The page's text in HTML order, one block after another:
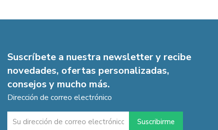
Suscríbete a nuestra newsletter y recibe
novedades, ofertas personalizadas,
consejos y mucho más.
Dirección de correo electrónico